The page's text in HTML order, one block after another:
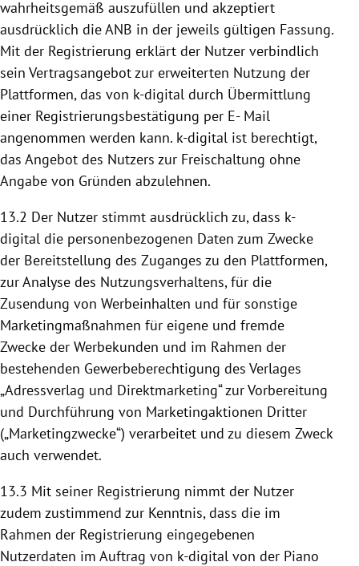
wahrheitsgemäß auszufüllen und akzeptiert
ausdrücklich die ANB in der jeweils gültigen Fassung.
Mit der Registrierung erklärt der Nutzer verbindlich
sein Vertragsangebot zur erweiterten Nutzung der
Plattformen, das von k-digital durch Übermittlung
einer Registrierungsbestätigung per E- Mail
angenommen werden kann. k-digital ist berechtigt,
das Angebot des Nutzers zur Freischaltung ohne
Angabe von Gründen abzulehnen.
13.2 Der Nutzer stimmt ausdrücklich zu, dass k-
digital die personenbezogenen Daten zum Zwecke
der Bereitstellung des Zuganges zu den Plattformen,
zur Analyse des Nutzungsverhaltens, für die
Zusendung von Werbeinhalten und für sonstige
Marketingmaßnahmen für eigene und fremde
Zwecke der Werbekunden und im Rahmen der
bestehenden Gewerbeberechtigung des Verlages
„Adressverlag und Direktmarketing“ zur Vorbereitung
und Durchführung von Marketingaktionen Dritter
(„Marketingzwecke“) verarbeitet und zu diesem Zweck
auch verwendet.
13.3 Mit seiner Registrierung nimmt der Nutzer
zudem zustimmend zur Kenntnis, dass die im
Rahmen der Registrierung eingegebenen
Nutzerdaten im Auftrag von k-digital von der Piano